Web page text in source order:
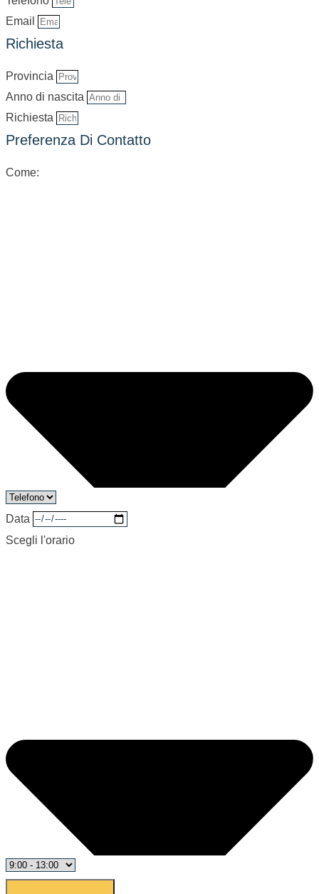
Email
Richiesta
Provincia
Anno di nascita
Richiesta
Preferenza Di Contatto
Come:
Data
Scegli l'orario